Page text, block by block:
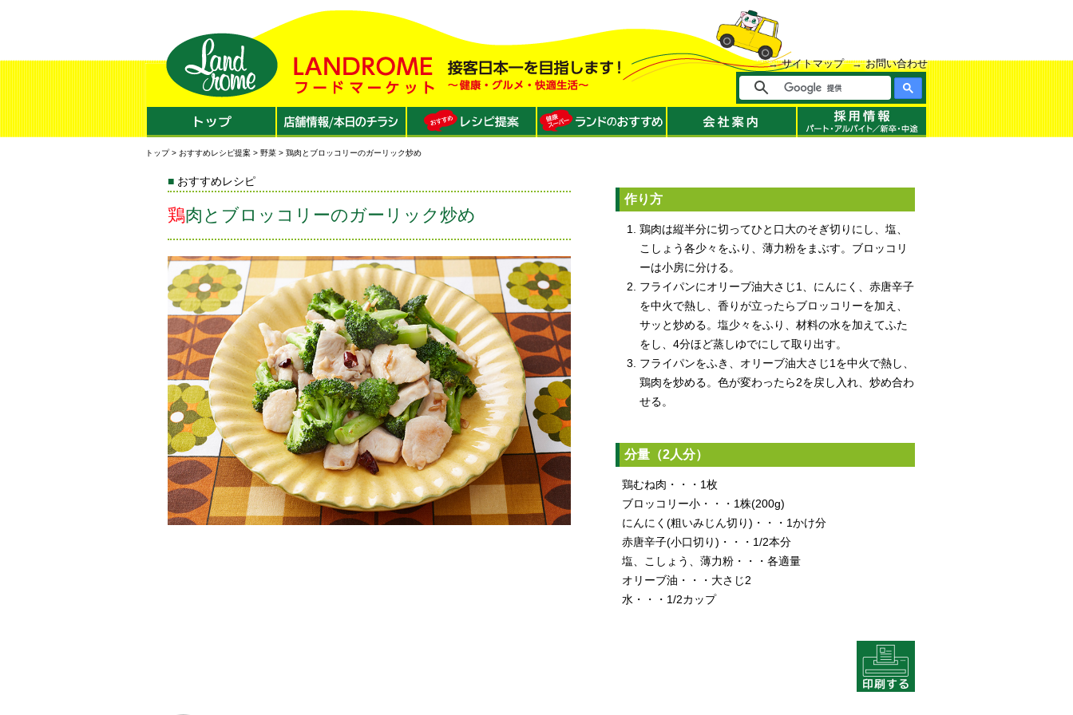
サイトマップ お問い合わせ
トップ> おすすめレシピ提案 > 野菜 > 鶏肉とブロッコリーのガーリック炒め
おすすめレシピ
鶏肉とブロッコリーのガーリック炒め
作り方
鶏肉は縦半分に切ってひと口大のそぎ切りにし、塩、
こしょう各少々をふり、薄力粉をまぶす。ブロッコリ
ーは小房に分ける。
フライパンにオリーブ油大さじ1、にんにく、赤唐辛子
を中火で熱し、香りが立ったらブロッコリーを加え、
サッと炒める。塩少々をふり、材料の水を加えてふた
をし、4分ほど蒸しゆでにして取り出す。
フライパンをふき、オリーブ油大さじ1を中火で熱し、
鶏肉を炒める。色が変わったら2を戻し入れ、炒め合わ
せる。
分量（2人分）
鶏むね肉・・・1枚
ブロッコリー小・・・1株(200g)
にんにく(粗いみじん切り)・・・1かけ分
赤唐辛子(小口切り)・・・1/2本分
塩、こしょう、薄力粉・・・各適量
オリーブ油・・・大さじ2
水・・・1/2カップ